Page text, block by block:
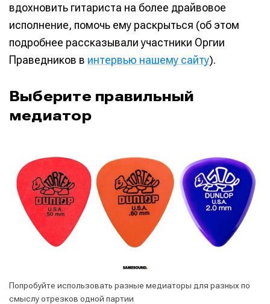
вдохновить гитариста на более драйвовое
исполнение, помочь ему раскрыться (об этом
подробнее рассказывали участники Оргии
Праведников в интервью нашему сайту).
Выберите правильный
медиатор
Попробуйте использовать разные медиаторы для разных по
смыслу отрезков одной партии